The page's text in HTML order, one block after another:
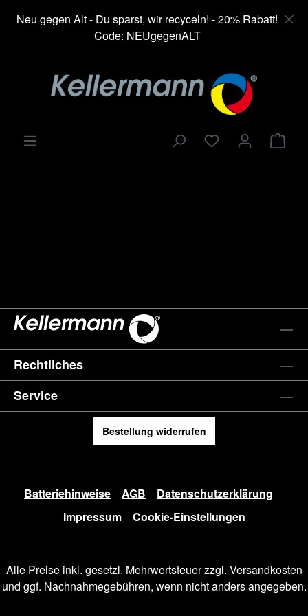
springen
Neu gegen Alt - Du sparst, wir recyceln! - 20% Rabatt!
Code: NEUgegenALT
Rechtliches
Service
Bestellung widerrufen
Batteriehinweise AGB
Datenschutzerklärung
Impressum
Cookie-Einstellungen
Alle Preise inkl. gesetzl. Mehrwertsteuer zzgl. Versandkosten
und ggf. Nachnahmegebühren, wenn nicht anders angegeben.